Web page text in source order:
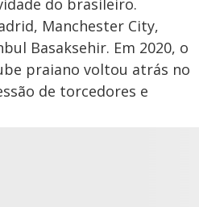
do brasileiro.
Manchester City,
Basaksehir. Em 2020, o
praiano voltou atrás no
de torcedores e